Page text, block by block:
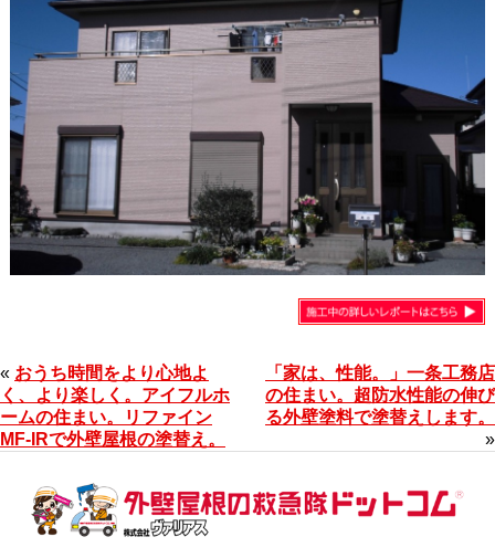
« おうち時間をより心地よ
く、より楽しく。アイフルホ
ームの住まい。リファイン
MF-IRで外壁屋根の塗替え。
「家は、性能。」一条工務店
の住まい。超防水性能の伸び
る外壁塗料で塗替えします。
»